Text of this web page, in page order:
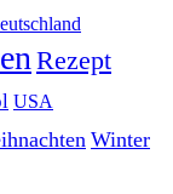
Rezept
USA
Winter